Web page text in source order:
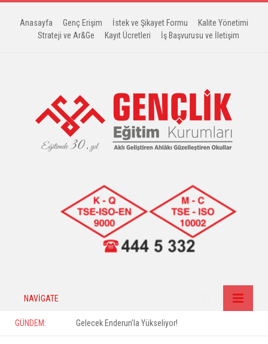
Anasayfa Genç Erişim İstek ve Şikayet Formu
Kalite Yönetimi
Strateji ve Ar&Ge
Kayıt Ücretleri İş Başvurusu ve İletişim
NAVIGATE
GÜNDEM: Gelecek Enderun’la Yükseliyor!